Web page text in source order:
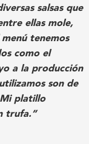
salsas que
ellas mole,
tenemos
como el
a la producción
son de
platillo
trufa.”